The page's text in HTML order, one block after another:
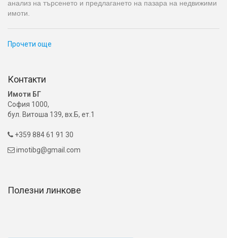
анализ на търсенето и предлагането на пазара на недвижими
имоти.
Прочети още
Контакти
Имоти БГ
София 1000,
бул. Витоша 139, вх.Б, ет.1
 +359 884 61 91 30
 imotibg@gmail.com
Полезни линкове